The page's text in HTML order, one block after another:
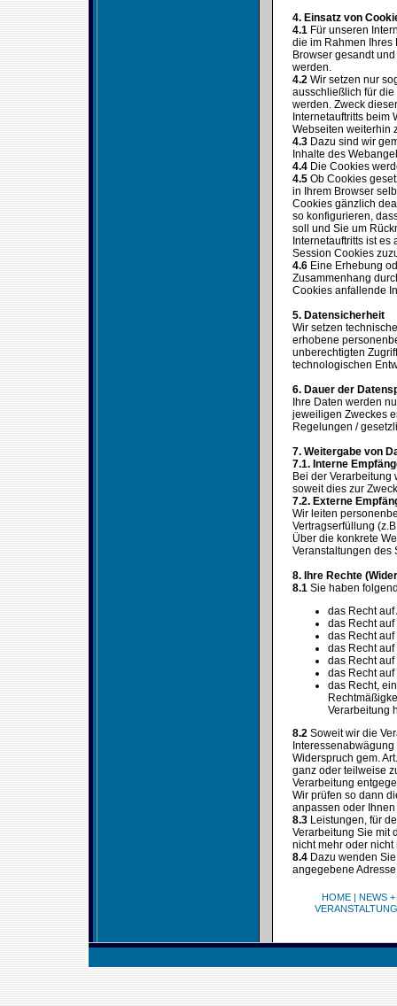
4. Einsatz von
4.1 Für unseren
die im Rahmen Ihres
Browser gesandt
werden.
4.2 Wir setzen nur
ausschließlich für
werden. Zweck
Internetauftritts
Webseiten weiterhin
4.3 Dazu sind wir
Inhalte des
4.4 Die Cookies
4.5 Ob Cookies
in Ihrem Browser
Cookies gänzlich
so konfigurieren,
soll und Sie um
Internetauftritts ist
Session Cookies
4.6 Eine Erhebung
Zusammenhang
Cookies anfallende
5. Datensicherheit
Wir setzen
erhobene
unberechtigten
technologischen
6. Dauer der
Ihre Daten werden
jeweiligen Zweckes
Regelungen /
7. Weitergabe von
7.1. Interne
Bei der
soweit dies zur
7.2. Externe
Wir leiten
Vertragserfüllung
Über die konkrete
Veranstaltungen des
8. Ihre Rechte
8.1 Sie haben
das Recht auf
das Recht
das Recht
das Recht
das Recht
das Recht
das Recht,
Verarbeitung
8.2 Soweit wir die
Widerspruch gem.
ganz oder teilweise
Verarbeitung
Wir prüfen so dann
anpassen oder
8.3 Leistungen, für
Verarbeitung Sie mit
nicht mehr oder
8.4 Dazu wenden
angegebene
HOME| NEWS